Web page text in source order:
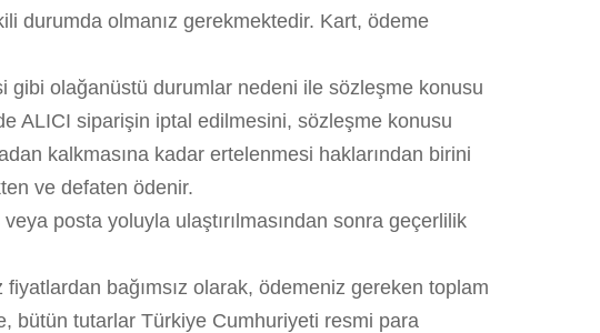
durumda olmanız gerekmektedir. Kart, ödeme
gibi olağanüstü durumlar nedeni ile sözleşme konusu
ALICI siparişin iptal edilmesini, sözleşme konusu
kalkmasına kadar ertelenmesi haklarından birini
ve defaten ödenir.
posta yoluyla ulaştırılmasından sonra geçerlilik
bağımsız olarak, ödemeniz gereken toplam
bütün tutarlar Türkiye Cumhuriyeti resmi para